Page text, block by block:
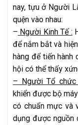
nay, tựu ở Người
quện vào nhau:
– Người Kinh Tế :
để nắm bắt và
hàng để tiến hành
hội có thể thấy
– Người Tổ chức
khiển được bộ
có chuẩn mực và
dụng được nguồn